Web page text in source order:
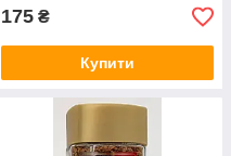
175 ₴
Купити